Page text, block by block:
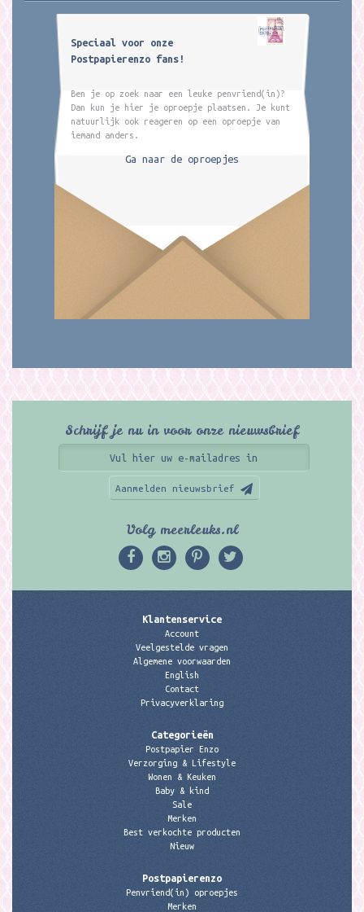
Speciaal voor onze
Postpapierenzo fans!
Ben je op zoek naar een leuke penvriend(in)?
Dan kun je hier je oproepje plaatsen. Je kunt
natuurlijk ook reageren op een oproepje van
iemand anders.
Ga naar de oproepjes
Schrijf je nu in voor onze nieuwsbrief
Aanmelden nieuwsbrief
Volg meerleuks.nl
Klantenservice
Account
Veelgestelde vragen
Algemene voorwaarden
English
Contact
Privacyverklaring
Categorieën
Postpapier Enzo
Verzorging & Lifestyle
Wonen & Keuken
Baby & kind
Sale
Merken
Best verkochte producten
Nieuw
Postpapierenzo
Penvriend(in) oproepjes
Merken